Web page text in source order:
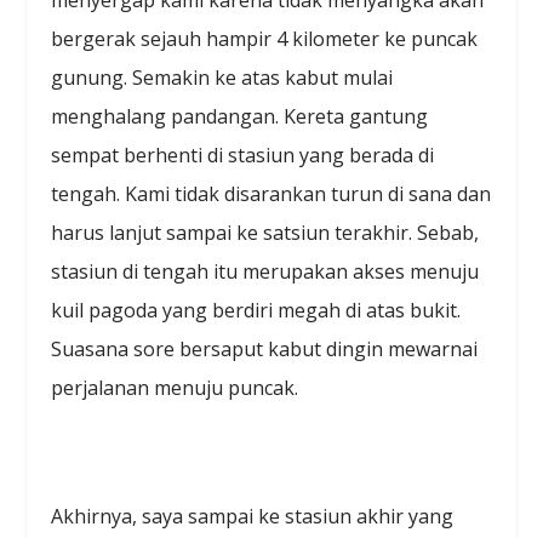
bergerak sejauh hampir 4 kilometer ke puncak
gunung. Semakin ke atas kabut mulai
menghalang pandangan. Kereta gantung
sempat berhenti di stasiun yang berada di
tengah. Kami tidak disarankan turun di sana dan
harus lanjut sampai ke satsiun terakhir. Sebab,
stasiun di tengah itu merupakan akses menuju
kuil pagoda yang berdiri megah di atas bukit.
Suasana sore bersaput kabut dingin mewarnai
perjalanan menuju puncak.
Akhirnya, saya sampai ke stasiun akhir yang